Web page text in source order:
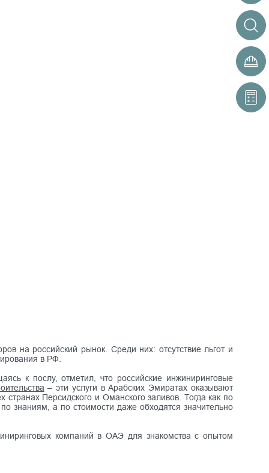
на российский рынок. Среди них: отсутствие льгот и
в РФ.
к послу, отметил, что российские инжиниринговые
– эти услуги в Арабских Эмиратах оказывают
Персидского и Оманского заливов. Тогда как по
знаниям, а по стоимости даже обходятся значительно
компаний в ОАЭ для знакомства с опытом